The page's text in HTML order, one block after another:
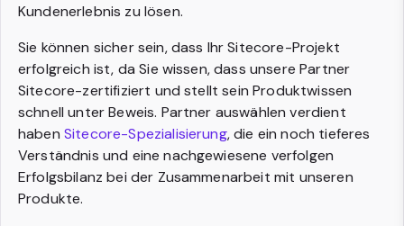
Kundenerlebnis zu lösen.
Sie können sicher sein, dass Ihr Sitecore-Projekt
erfolgreich ist, da Sie wissen, dass unsere Partner
Sitecore-zertifiziert und stellt sein Produktwissen
schnell unter Beweis. Partner auswählen verdient
haben Sitecore-Spezialisierung, die ein noch tieferes
Verständnis und eine nachgewiesene verfolgen
Erfolgsbilanz bei der Zusammenarbeit mit unseren
Produkte.